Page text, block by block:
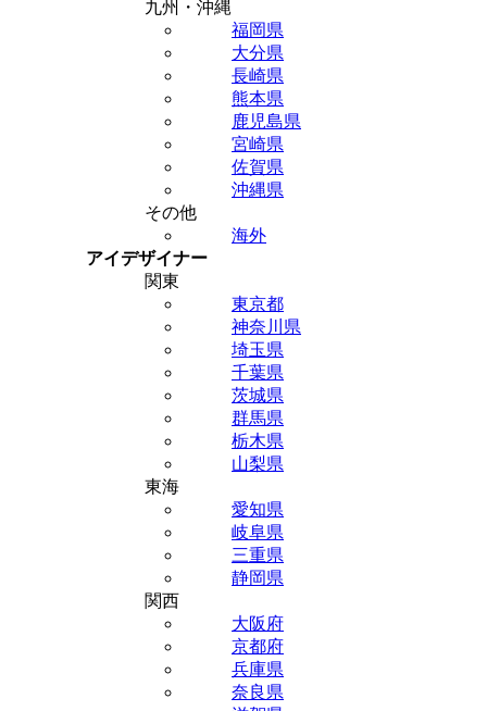
九州・沖縄
福岡県
大分県
長崎県
熊本県
鹿児島県
宮崎県
佐賀県
沖縄県
その他
海外
アイデザイナー
関東
東京都
神奈川県
埼玉県
千葉県
茨城県
群馬県
栃木県
山梨県
東海
愛知県
岐阜県
三重県
静岡県
関西
大阪府
京都府
兵庫県
奈良県